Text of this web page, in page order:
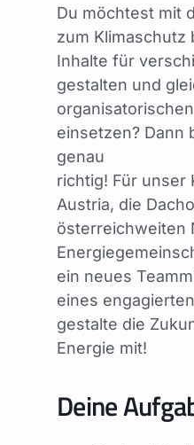
Du möchtest mit
zum Klimaschutz
Inhalte für
gestalten und
einsetzen? Dann
genau
richtig! Für unser
Austria, die
österreichweiten
ein neues
eines
gestalte die
Energie mit!
Deine